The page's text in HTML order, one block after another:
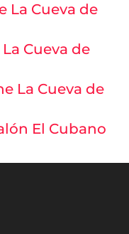
La Cueva de
Cueva de
La Cueva de
El Cubano